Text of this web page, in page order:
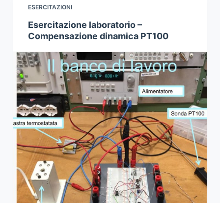
ESERCITAZIONI
Esercitazione laboratorio –
Compensazione dinamica PT100